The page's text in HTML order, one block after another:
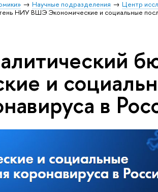
Научные подразделения
Центр
НИУ ВШЭ Экономические и социальные
и
в